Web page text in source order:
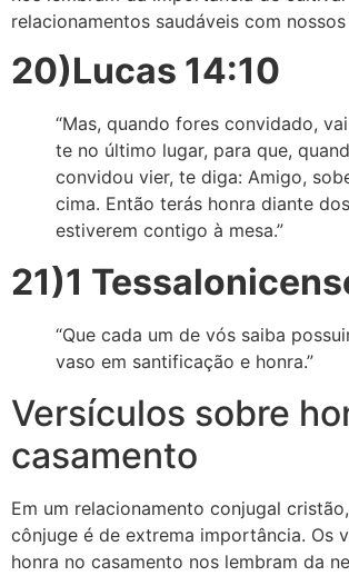
relacionamentos saudáveis com
20)Lucas 14:10
“Mas, quando fores convidado,
te no último lugar, para que,
convidou vier, te diga: Amigo,
cima. Então terás honra diante
estiverem contigo à mesa.”
21)1
“Que cada um de vós saiba
vaso em santificação e honra.”
Versículos sobre
casamento
Em um relacionamento conjugal
cônjuge é de extrema importância. Os
honra no casamento nos lembram da